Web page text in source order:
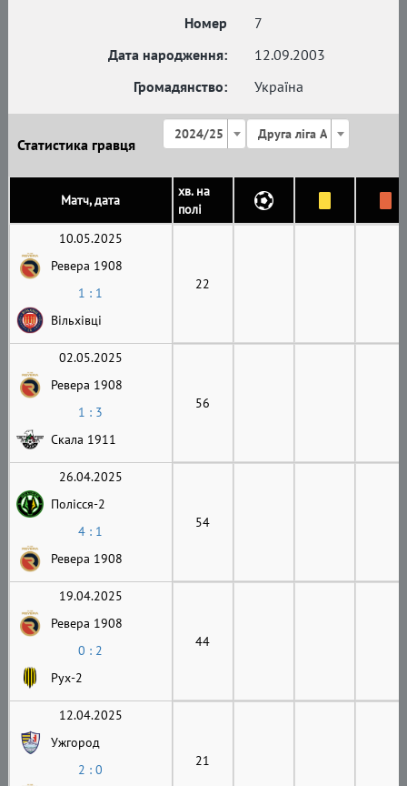
Номер
7
Дата народження:
12.09.2003
Громадянство:
Україна
Статистика гравця
2024/25 Друга ліга А
Матч, дата
хв. на
полі
10.05.2025
Ревера 1908
1 : 1
Вільхівці
22
02.05.2025
Ревера 1908
1 : 3
Скала 1911
56
26.04.2025
Полісся-2
4 : 1
Ревера 1908
54
19.04.2025
Ревера 1908
0 : 2
Рух-2
44
12.04.2025
Ужгород
2 : 0
21